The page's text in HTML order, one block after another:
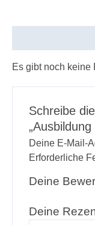
Es gibt noch keine
Schreibe
Deine E-Mail-
Erforderliche
Deine
Deine